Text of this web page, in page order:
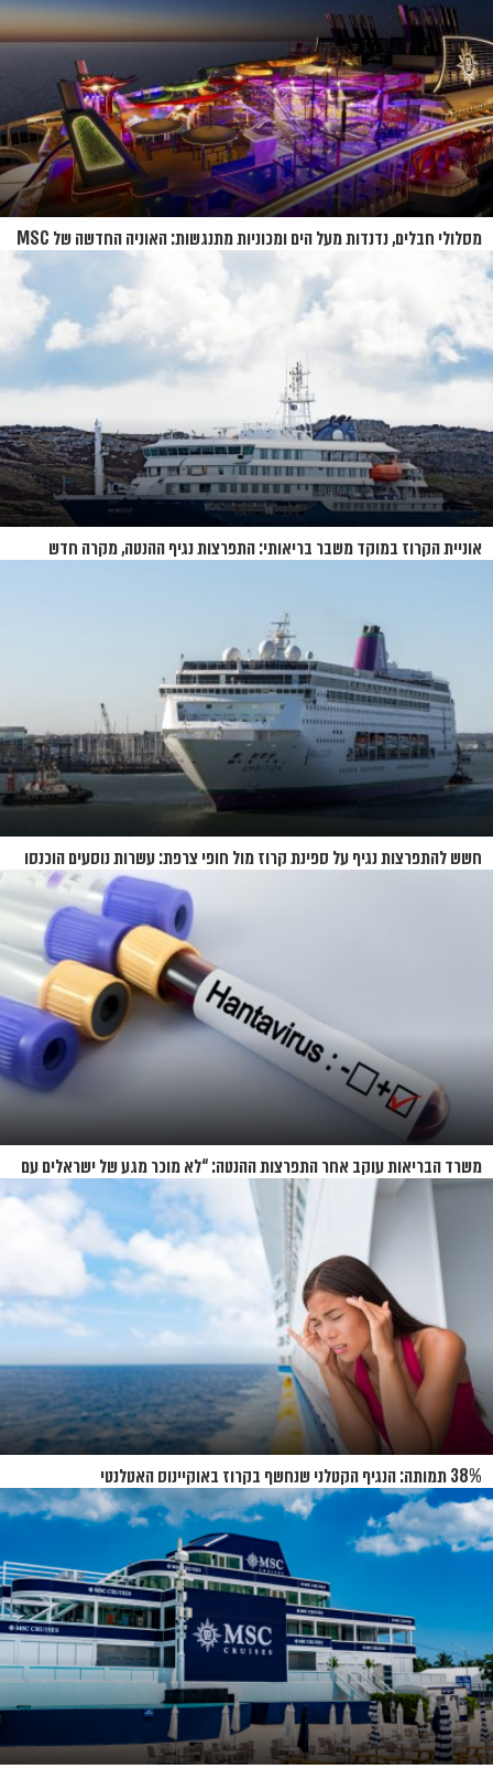
מסלולי חבלים, נדנדות מעל הים ומכוניות מתנגשות: האוניה החדשה של MSC
נחשפת
אוניית הקרוז במוקד משבר בריאותי: התפרצות נגיף ההנטה, מקרה חדש
חשש להתפרצות נגיף על ספינת קרוז מול חופי צרפת: עשרות נוסעים הוכנסו
משרד הבריאות עוקב אחר התפרצות ההנטה: “לא מוכר מגע של ישראלים עם
החולים”
38% תמותה: הנגיף הקטלני שנחשף בקרוז באוקיינוס האטלנטי